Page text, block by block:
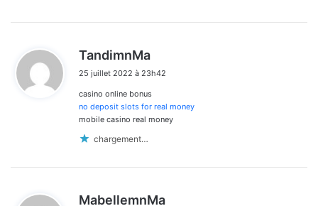
TandimnMa
t
:
25 juillet 2022 à 23h42
casino online bonus
no deposit slots for real money
mobile casino real money
chargement…
MabellemnMa